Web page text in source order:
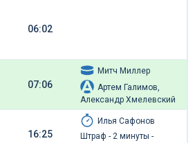
06:02
07:06
Митч Миллер
Артем Галимов,
Александр Хмелевский
16:25
Илья Сафонов
Штраф - 2 минуты -